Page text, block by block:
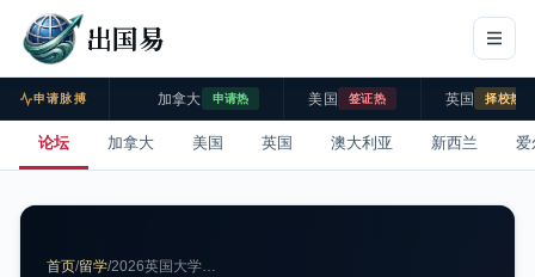
出国易
申请脉搏 加拿大 申请热 美国 签证热 英国 择校热
论坛 加拿大 美国 英国 澳大利亚 新西兰 爱
首页/留学/2026英国大学…